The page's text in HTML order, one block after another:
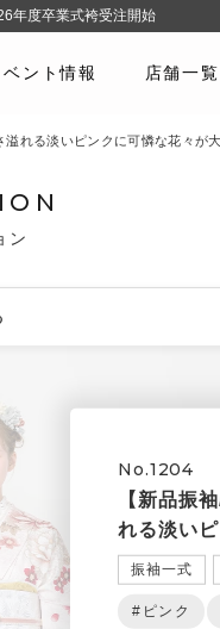
ベント情報 店舗一覧
れる淡いピンクに可憐な花々が
ン
No.1204
【新品振
れる淡い
振袖一式
#ピンク
年度卒業式袴受注開始